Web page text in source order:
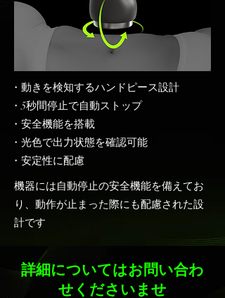
・動きを検知するハンドピース設計
・5秒間停止で自動ストップ
・安全機能を搭載
・光色で出力状態を確認可能
・安定性に配慮
機器には自動停止の安全機能を備えてお
り、動作が止まった際にも配慮された設
計です
詳細についてはお問い合わ
せくださいませ